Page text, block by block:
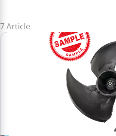
7 Article